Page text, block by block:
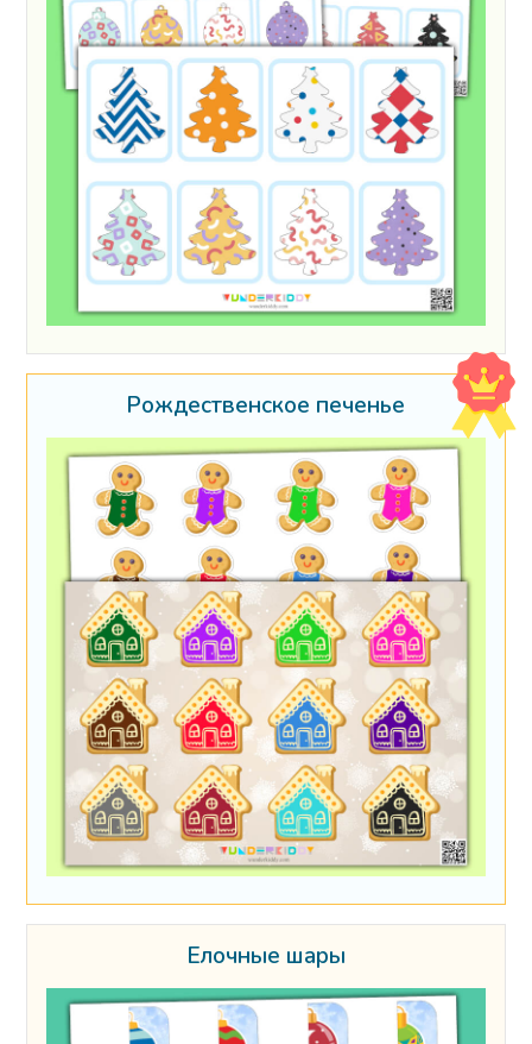
Рождественское печенье
Ёлочные шары